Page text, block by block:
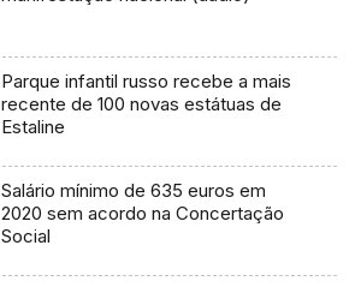
Parque infantil russo recebe a mais
recente de 100 novas estátuas de
Estaline
Salário mínimo de 635 euros em
2020 sem acordo na Concertação
Social